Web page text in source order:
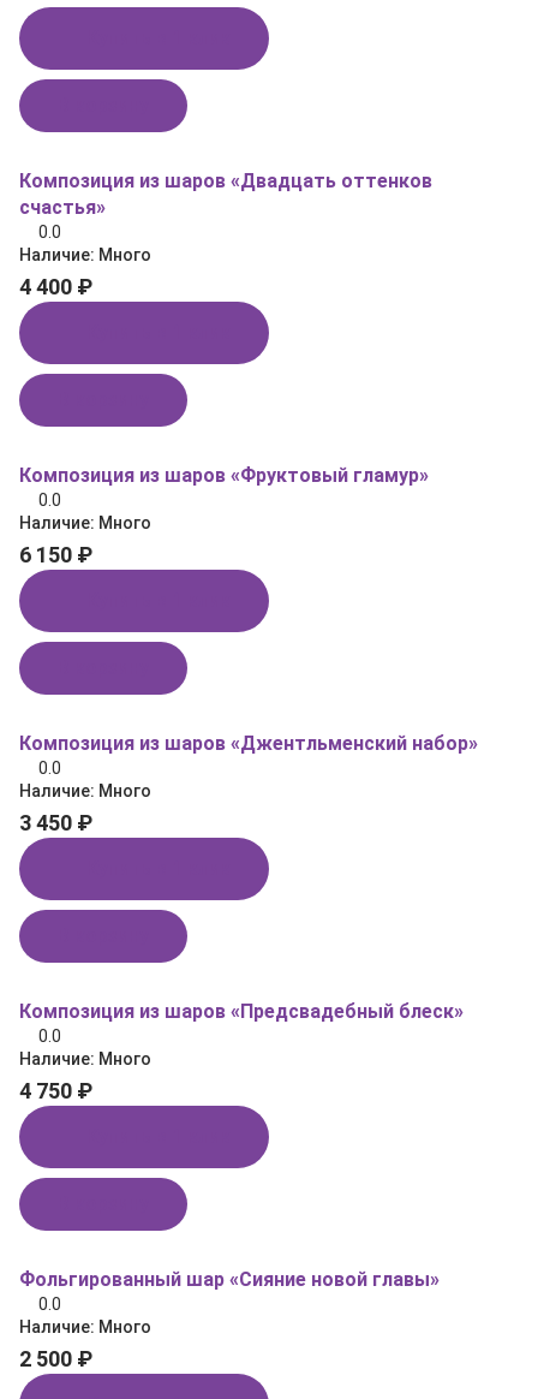
Композиция из шаров «Двадцать оттенков
счастья»
0.0
Наличие: Много
4 400 ₽
Композиция из шаров «Фруктовый гламур»
0.0
Наличие: Много
6 150 ₽
Композиция из шаров «Джентльменский набор»
0.0
Наличие: Много
3 450 ₽
Композиция из шаров «Предсвадебный блеск»
0.0
Наличие: Много
4 750 ₽
Фольгированный шар «Сияние новой главы»
0.0
Наличие: Много
2 500 ₽